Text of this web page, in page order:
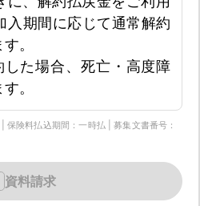
入期間に応じて通常解約
。
た場合、死亡・高度障
。
険料払込期間：一時払 | 募集文書番号：
資料請求